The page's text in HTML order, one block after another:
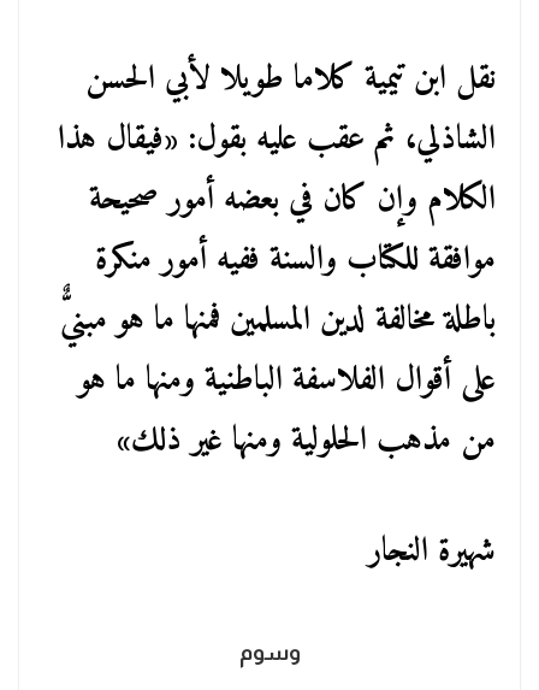
نقل ابن تيمية كلاما طويلا لأبي الحسن
الشاذلي، ثم عقب عليه بقول: «فيقال هذا
الكلام وإن كان في بعضه أمور صحيحة
موافقة للكتاب والسنة ففيه أمور منكرة
باطلة مخالفة لدين المسلمين فمنها ما هو مبنيٌّ
على أقوال الفلاسفة الباطنية ومنها ما هو
من مذهب الحلولية ومنها غير ذلك»
شهيرة النجار
وسوم